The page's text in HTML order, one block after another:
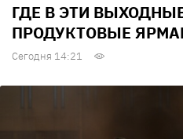
ГДЕ В ЭТИ
ПРОДУКТОВЫЕ
Сегодня 14:21